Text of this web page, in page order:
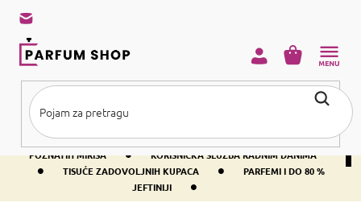
sadržaj
BESPLATNA DOSTAVA IZNAD PRIBLIŽNO 37 € •
400+ SVJETSKI
POZNATIH MIRISA
• KORISNIČKA SLUŽBA RADNIM DANIMA
• TISUĆE ZADOVOLJNIH KUPACA •
PARFEMI I DO 80 %
JEFTINIJI
•
KOŠARICA